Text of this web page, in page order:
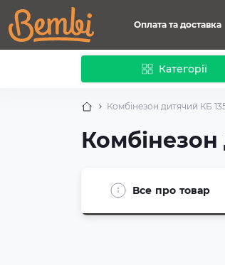
Оплата та доставка
Категорії
Комбінезон дитячий КБ
Комбінезон
Все про товар